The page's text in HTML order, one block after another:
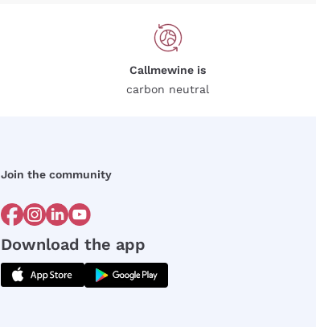
Callmewine is
carbon neutral
Join the community
Download the app